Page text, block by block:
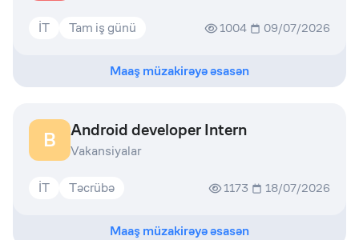
İT Tam iş günü 1004 09/07/2026
Maaş müzakirəyə əsasən
B Android developer Intern
Vakansiyalar
İT Təcrübə 1173 18/07/2026
Maaş müzakirəyə əsasən